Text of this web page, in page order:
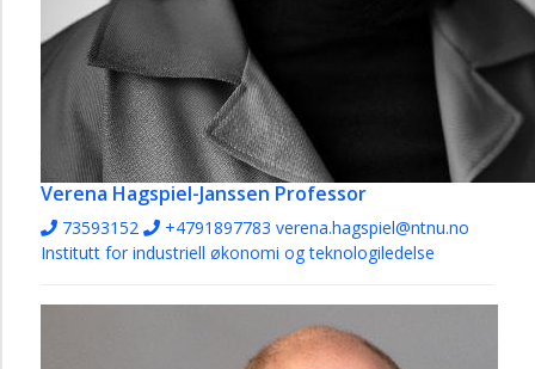
Verena Hagspiel-Janssen Professor
73593152 +4791897783 verena.hagspiel@ntnu.no
Institutt for industriell økonomi og teknologiledelse